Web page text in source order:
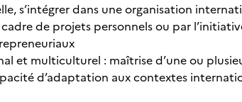
s’intégrer dans une organisation
de projets personnels ou par
et multiculturel : maîtrise d’une ou
d’adaptation aux contextes